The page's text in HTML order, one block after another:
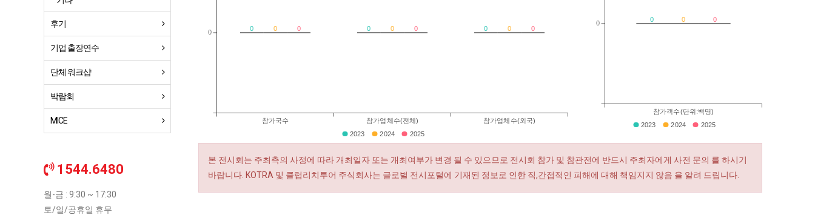
0 0 0
0 0 0
0 0 0
참가국수 참가업체수(전체) 참가업체수(외국)
0
2023 2024 2025
0 0 0
참가객수(단위:백명)
0
2023 2024 2025
본 전시회는 주최측의 사정에 따라 개최일자 또는 개최여부가 변경 될 수 있으므로 전시회 참가 및 참관전에 반드시 주최자에게 사전 문의 를 하시기
바랍니다. KOTRA 및 클럽리치투어 주식회사는 글로벌 전시포털에 기재된 정보로 인한 직,간접적인 피해에 대해 책임지지 않음 을 알려 드립니다.
후기
기업 출장연수
단체 워크샵
박람회
MICE
1544.6480
월-금 : 9:30 ~ 17:30
토/일/공휴일 휴무